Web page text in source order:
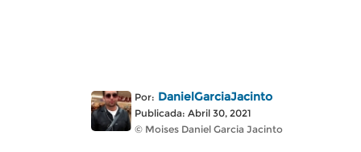
Por: DanielGarciaJacinto
Publicada: Abril 30, 2021
© Moises Daniel Garcia Jacinto